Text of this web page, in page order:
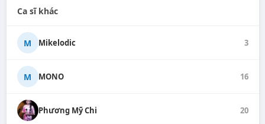
Ca sĩ khác
M Mikelodic 3
M MONO 16
Phương Mỹ Chi 20